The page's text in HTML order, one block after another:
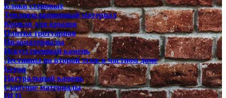
Блоки стеновые
Теплоизоляционный материал
Кровля для крыши
Плитка тротуарная
Пиломатериалы
Искусственный камень
Лестницы на второй этаж в частном доме
Бетон
Натуральный камень
Сыпучие материалы
ПГП